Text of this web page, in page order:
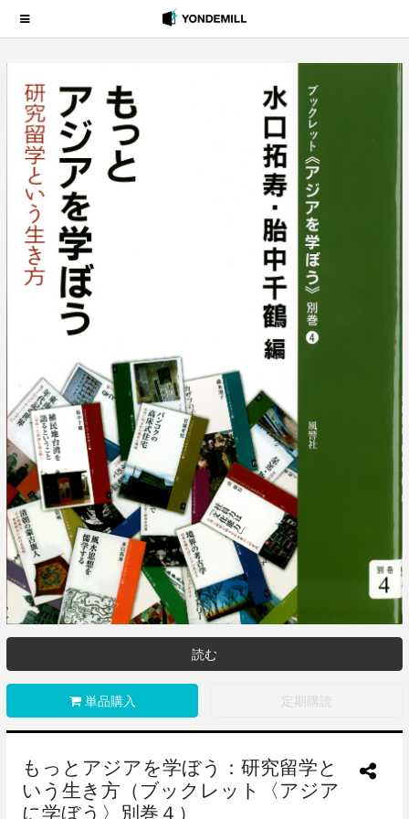
読む
単品購入 定期購読
もっとアジアを学ぼう：研究留学と
いう生き方（ブックレット〈アジア
に学ぼう〉別巻４）